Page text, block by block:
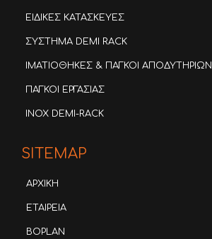
ΕΙΔΙΚΕΣ ΚΑΤΑΣΚΕΥΕΣ
ΣΥΣΤΗΜΑ DEMI RACK
ΙΜΑΤΙΟΘΗΚΕΣ & ΠΑΓΚΟΙ ΑΠΟΔΥΤΗΡΙΩΝ
ΠΑΓΚΟΙ ΕΡΓΑΣΙΑΣ
INOX DEMI-RACK
SITEMAP
ΑΡΧΙΚΗ
ΕΤΑΙΡΕΙΑ
BOPLAN